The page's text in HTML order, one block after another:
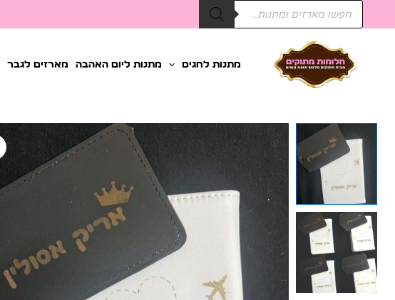
לתוכן
Products
search
מתנות לחגים מתנות ליום האהבה מארזים לגבר
כיסוי
דרכון
שם